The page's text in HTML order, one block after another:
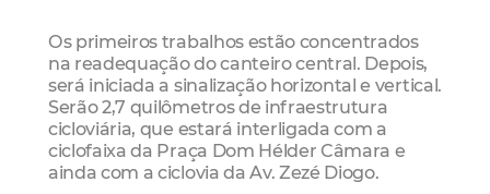
Os primeiros trabalhos estão concentrados
na readequação do canteiro central. Depois,
será iniciada a sinalização horizontal e vertical.
Serão 2,7 quilômetros de infraestrutura
cicloviária, que estará interligada com a
ciclofaixa da Praça Dom Hélder Câmara e
ainda com a ciclovia da Av. Zezé Diogo.